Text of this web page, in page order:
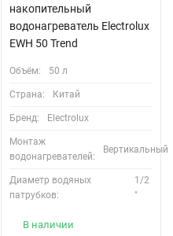
накопительный
водонагреватель Electrolux
EWH 50 Trend
Объём: 50 л
Страна: Китай
Бренд: Electrolux
Монтаж
водонагревателей:
Вертикальный
Диаметр водяных
патрубков:
1/2
"
В наличии